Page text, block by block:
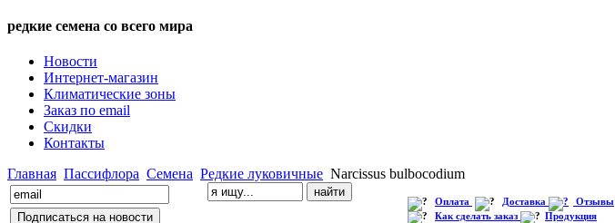
редкие семена со всего мира
Новости
Интернет-магазин
Климатические зоны
Заказ по email
Скидки
Контакты
Главная Пассифлора Семена Редкие луковичные Narcissus bulbocodium
Оплата Доставка
Отзывы
Как сделать заказ
Продукция